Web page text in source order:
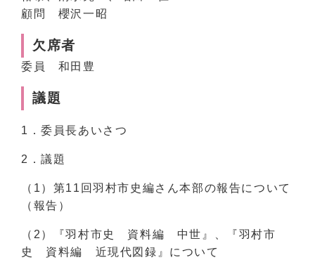
顧問 櫻沢一昭
欠席者
委員 和田豊
議題
1．委員長あいさつ
2．議題
（1）第11回羽村市史編さん本部の報告について
（報告）
（2）『羽村市史 資料編 中世』、『羽村市
史 資料編 近現代図録』について